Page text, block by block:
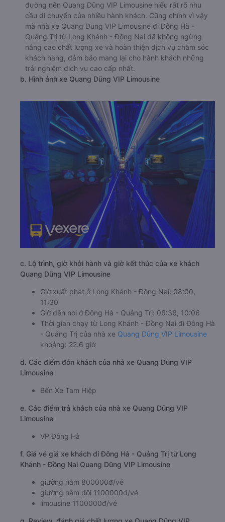
đường nên Quang Dũng VIP Limousine hiểu rất rõ nhu
cầu di chuyển của nhiều hành khách. Cũng chính vì vậy
mà nhà xe Quang Dũng VIP Limousine đi Đông Hà -
Quảng Trị từ Long Khánh - Đồng Nai đã không ngừng
nâng cao chất lượng xe và hoàn thiện dịch vụ chăm sóc
khách hàng, đảm bảo mang lại cho hành khách những
trải nghiệm dịch vụ cao cấp nhất.
b. Hình ảnh xe Quang Dũng VIP Limousine
c. Lộ trình, giờ khởi hành và giờ kết thúc của xe khách
Quang Dũng VIP Limousine
Giờ xuất phát ở Long Khánh - Đồng Nai: 08:00,
11:30
Giờ đến nơi ở Đông Hà - Quảng Trị: 06:36, 10:06
Thời gian chạy từ Long Khánh - Đồng Nai đi Đông Hà
- Quảng Trị của nhà xe Quang Dũng VIP Limousine
khoảng: 22.6 giờ
d. Các điểm đón khách của nhà xe Quang Dũng VIP
Limousine
Bến Xe Tam Hiệp
e. Các điểm trả khách của nhà xe Quang Dũng VIP
Limousine
VP Đông Hà
f. Giá vé giá xe khách đi Đông Hà - Quảng Trị từ Long
Khánh - Đồng Nai Quang Dũng VIP Limousine
giường nằm 800000đ/vé
giường nằm đôi 1100000đ/vé
limousine 1100000đ/vé